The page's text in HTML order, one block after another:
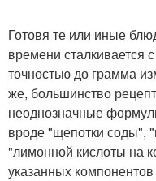
Готовя те или иные
времени сталкивается
точностью до грамма
же, большинство
неоднозначные
вроде "щепотки соды",
"лимонной кислоты на
указанных